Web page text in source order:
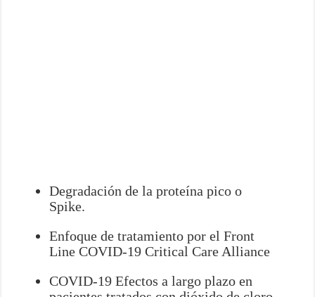
Degradación de la proteína pico o
Spike.
Enfoque de tratamiento por el Front
Line COVID-19 Critical Care Alliance
COVID-19 Efectos a largo plazo en